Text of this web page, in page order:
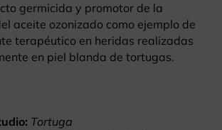
germicida y promotor de la
aceite ozonizado como ejemplo de
terapéutico en heridas realizadas
en piel blanda de tortugas.
Tortuga